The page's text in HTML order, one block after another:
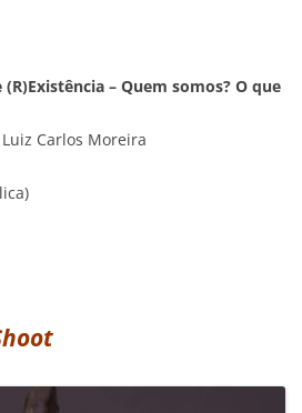
– Quem somos? O que
Carlos Moreira